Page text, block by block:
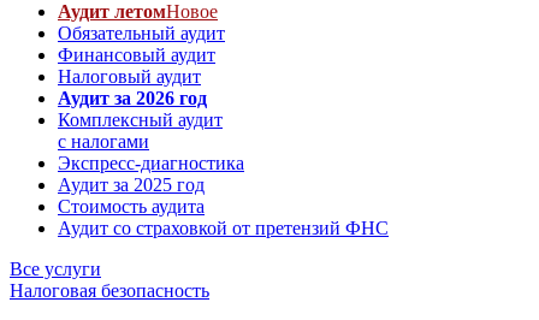
Аудит летомНовое
Обязательный аудит
Финансовый аудит
Налоговый аудит
Аудит за 2026 год
Комплексный аудит
с налогами
Экспресс-диагностика
Аудит за 2025 год
Стоимость аудита
Аудит со страховкой от претензий ФНС
Все услуги
Налоговая безопасность